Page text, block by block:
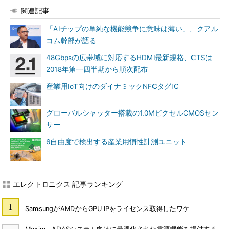
関連記事
「AIチップの単純な機能競争に意味は薄い」、クアル
コム幹部が語る
48Gbpsの広帯域に対応するHDMI最新規格、CTSは
2018年第一四半期から順次配布
産業用IoT向けのダイナミックNFCタグIC
グローバルシャッター搭載の1.0MピクセルCMOSセン
サー
6自由度で検出する産業用慣性計測ユニット
エレクトロニクス 記事ランキング
SamsungがAMDからGPU IPをライセンス取得したワケ